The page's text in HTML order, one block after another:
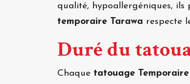
qualité, hypoallergéniques,
temporaire Tarawa respecte
Duré du
Chaque tatouage Temporaire